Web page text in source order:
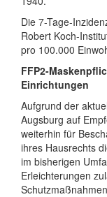
Die 7-Tage-
Robert Koch-
pro 100.000
FFP2-
Einrichtungen
Aufgrund der
Augsburg auf
weiterhin für
ihres Hausrechts
im bisherigen
Erleichterungen